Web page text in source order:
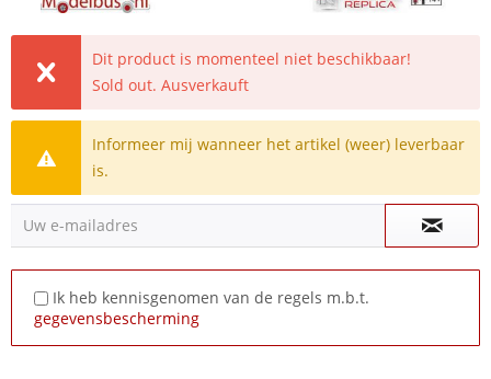
Dit product is momenteel niet beschikbaar!
Sold out. Ausverkauft
Informeer mij wanneer het artikel (weer) leverbaar
is.
Uw e-mailadres
Ik heb kennisgenomen van de regels m.b.t.
gegevensbescherming